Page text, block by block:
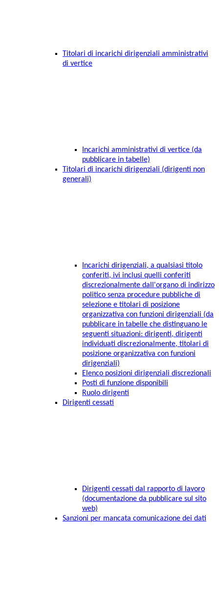
Titolari di incarichi dirigenziali amministrativi
di vertice
Incarichi amministrativi di vertice (da
pubblicare in tabelle)
Titolari di incarichi dirigenziali (dirigenti non
generali)
Incarichi dirigenziali, a qualsiasi titolo
conferiti, ivi inclusi quelli conferiti
discrezionalmente dall'organo di indirizzo
politico senza procedure pubbliche di
selezione e titolari di posizione
organizzativa con funzioni dirigenziali (da
pubblicare in tabelle che distinguano le
seguenti situazioni: dirigenti, dirigenti
individuati discrezionalmente, titolari di
posizione organizzativa con funzioni
dirigenziali)
Elenco posizioni dirigenziali discrezionali
Posti di funzione disponibili
Ruolo dirigenti
Dirigenti cessati
Dirigenti cessati dal rapporto di lavoro
(documentazione da pubblicare sul sito
web)
Sanzioni per mancata comunicazione dei dati